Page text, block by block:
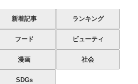
新着記事 ランキング
フード ビューティ
漫画 社会
SDGs